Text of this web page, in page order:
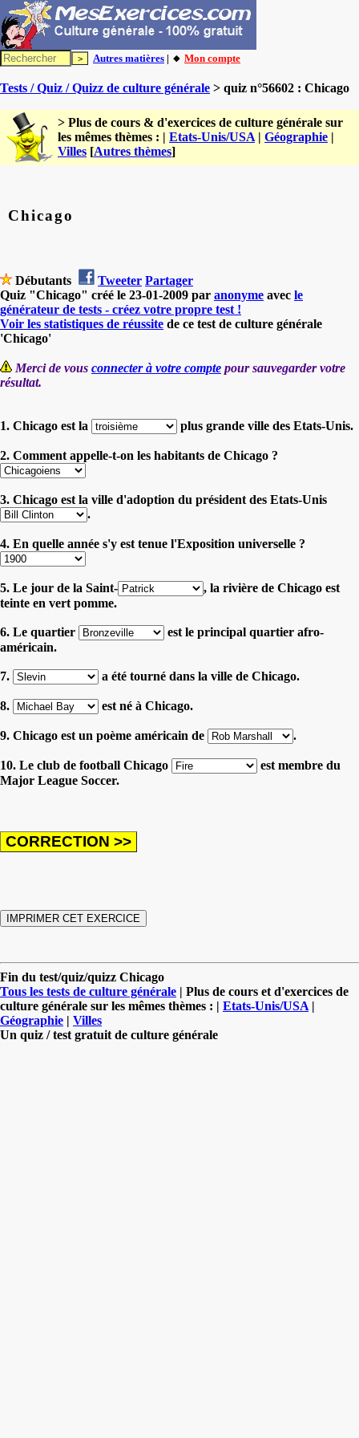
Autres matières | 🔸 Mon compte
Tests / Quiz / Quizz de culture générale > quiz n°56602 : Chicago
> Plus de cours & d'exercices de culture générale sur
les mêmes thèmes : | Etats-Unis/USA | Géographie |
Villes [Autres thèmes]
Chicago
Débutants Tweeter Partager
Quiz "Chicago" créé le 23-01-2009 par anonyme avec le
générateur de tests - créez votre propre test !
Voir les statistiques de réussite de ce test de culture générale
'Chicago'
Merci de vous connecter à votre compte pour sauvegarder votre
résultat.
1. Chicago est la plus grande ville des Etats-Unis.
2. Comment appelle-t-on les habitants de Chicago ?
3. Chicago est la ville d'adoption du président des Etats-Unis
.
4. En quelle année s'y est tenue l'Exposition universelle ?
5. Le jour de la Saint-
, la rivière de Chicago est
teinte en vert pomme.
6. Le quartier
est le principal quartier afro-
américain.
7. a été tourné dans la ville de Chicago.
8. est né à Chicago.
9. Chicago est un poème américain de .
10. Le club de football Chicago
est membre du
Major League Soccer.
Fin du test/quiz/quizz Chicago
Tous les tests de culture générale | Plus de cours et d'exercices de
culture générale sur les mêmes thèmes : | Etats-Unis/USA |
Géographie | Villes
Un quiz / test gratuit de culture générale